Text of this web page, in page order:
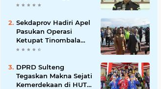
Jadi Tersangka
Sekdaprov Hadiri Apel
Pasukan Operasi
Ketupat Tinombala
2023
DPRD Sulteng
Tegaskan Makna Sejati
Kemerdekaan di HUT